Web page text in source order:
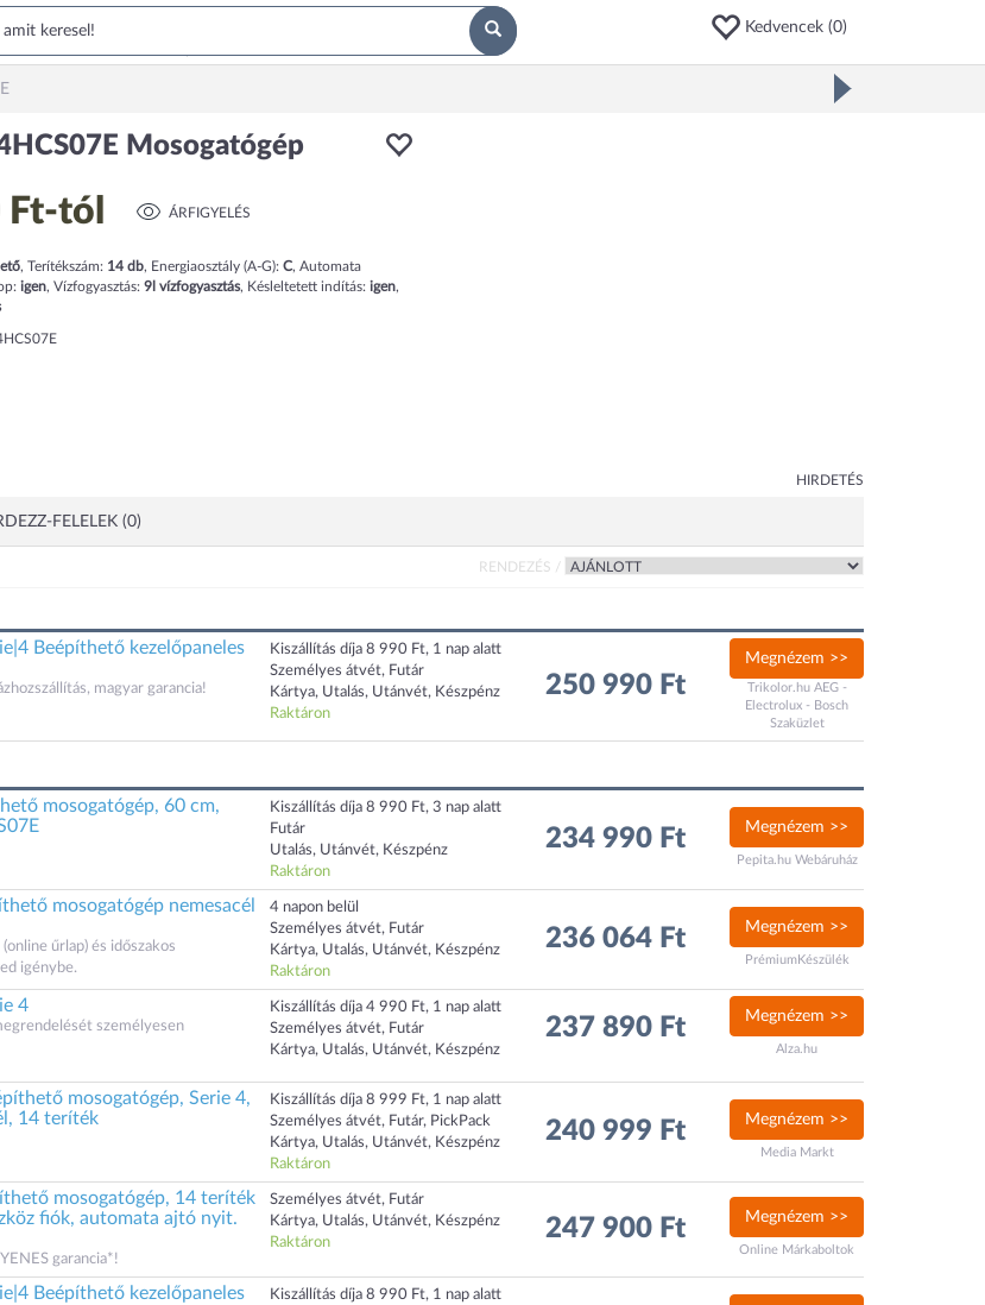
Kedvencek (0)
Mosogatógép
Ft-tól ÁRFIGYELÉS
, Terítékszám: 14 db, Energiaosztály (A-G): C, Automata
igen, Vízfogyasztás: 9l vízfogyasztás, Késleltetett indítás: igen,
HIRDETÉS
FELELEK (0)
RENDEZÉS /
Beépíthető kezelőpaneles
magyar garancia!
Kiszállítás díja 8 990 Ft, 1 nap alatt
Személyes átvét, Futár
Kártya, Utalás, Utánvét, Készpénz
Raktáron
250 990 Ft
Megnézem >>
Trikolor.hu AEG -
Electrolux - Bosch
Szaküzlet
mosogatógép, 60 cm,
Kiszállítás díja 8 990 Ft, 3 nap alatt
Futár
Utalás, Utánvét, Készpénz
Raktáron
234 990 Ft Megnézem >>
Pepita.hu Webáruház
mosogatógép nemesacél
űrlap) és időszakos
igénybe.
4 napon belül
Személyes átvét, Futár
Kártya, Utalás, Utánvét, Készpénz
Raktáron
236 064 Ft Megnézem >>
PrémiumKészülék
4
személyesen
Kiszállítás díja 4 990 Ft, 1 nap alatt
Személyes átvét, Futár
Kártya, Utalás, Utánvét, Készpénz
237 890 Ft Megnézem >>
Alza.hu
mosogatógép, Serie 4,
14 teríték
Kiszállítás díja 8 999 Ft, 1 nap alatt
Személyes átvét, Futár, PickPack
Kártya, Utalás, Utánvét, Készpénz
Raktáron
240 999 Ft Megnézem >>
Media Markt
mosogatógép, 14 teríték
fiók, automata ajtó nyit.
garancia*!
Személyes átvét, Futár
Kártya, Utalás, Utánvét, Készpénz
Raktáron
247 900 Ft Megnézem >>
Online Márkaboltok
Beépíthető kezelőpaneles
Kiszállítás díja 8 990 Ft, 1 nap alatt